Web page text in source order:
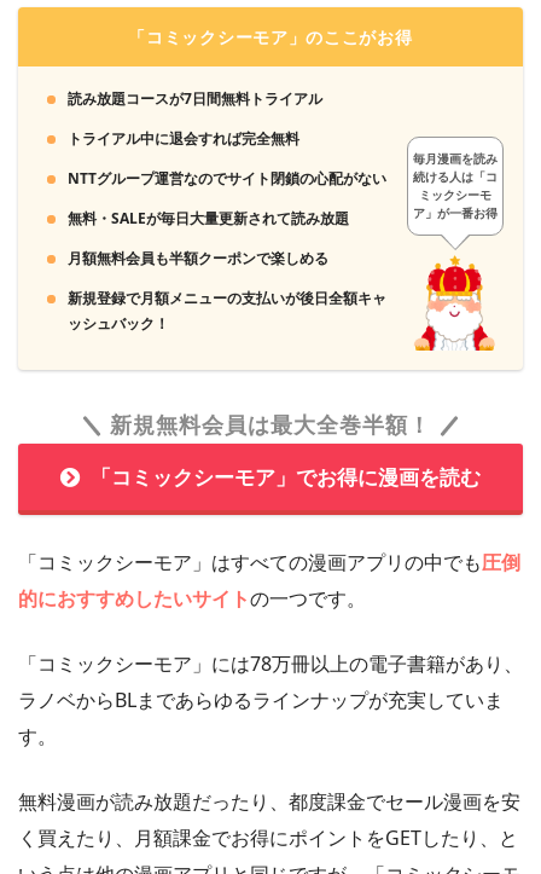
「コミックシーモア」のここがお得
読み放題コースが7日間無料トライアル
トライアル中に退会すれば完全無料
NTTグループ運営なのでサイト閉鎖の心配がない
無料・SALEが毎日大量更新されて読み放題
月額無料会員も半額クーポンで楽しめる
新規登録で月額メニューの支払いが後日全額キャ
ッシュバック！
毎月漫画を読み
続ける人は「コ
ミックシーモ
ア」が一番お得
新規無料会員は最大全巻半額！
「コミックシーモア」でお得に漫画を読む
「コミックシーモア」はすべての漫画アプリの中でも圧倒
的におすすめしたいサイトの一つです。
「コミックシーモア」には78万冊以上の電子書籍があり、
ラノベからBLまであらゆるラインナップが充実していま
す。
無料漫画が読み放題だったり、都度課金でセール漫画を安
く買えたり、月額課金でお得にポイントをGETしたり、と